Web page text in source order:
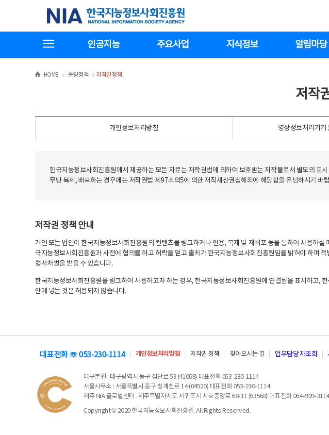
기
한국지능정보사회진흥원
인공지능 주요사업 지식정보 알림마당
HOME >운영정책 >
저작권정책
저작
개인정보처리방침 영상정보처리기기
한국지능정보사회진흥원에서 제공하는 모든 자료는 저작권법에 의하여 보호받는 저작물로서 별도의
무단 복제, 배포하는 경우에는 저작권법 제97조의5에 의한 저작재산권침해죄에 해당함을 유념하시기 바
저작권 정책 안내
개인 또는 법인이 한국지능정보사회진흥원의 컨텐츠를 링크하거나 인용, 복제 및 재배포 등을 통하여 사용하
국지능정보사회진흥원과 사전에 협의를 하고 허락을 얻고 출처가 한국지능정보사회진흥원임을 밝혀야 하며
형사처벌을 받을 수 있습니다.
한국지능정보사회진흥원을 링크하여 사용하고자 하는 경우, 한국지능정보사회진흥원에 연결됨을 표시하고,
안에 넣는 것은 허용되지 않습니다.
대표전화 ☏ 053-230-1114 개인정보처리방침 저작권 정책 찾아오시는 길 업무담당자조회
대구본원 : 대구광역시 동구 첨단로 53 (41068) 대표전화 053-230-1114
서울사무소 : 서울특별시 중구 청계천로 14 (04520) 대표전화 053-230-1114
제주 NIA 글로벌센터 : 제주특별자치도 서귀포시 서호중앙로 68-11 (63568) 대표전화 064-909-
Copyright © 2020 한국지능정보사회진흥원. All Rights Reserved.